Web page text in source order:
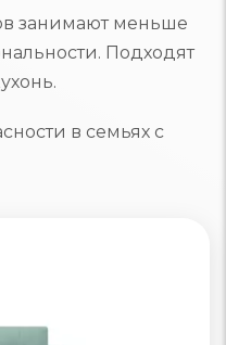
занимают меньше
Подходят
в семьях с